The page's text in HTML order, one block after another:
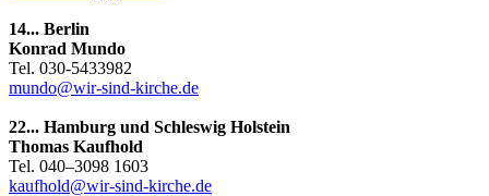
14... Berlin
Konrad Mundo
Tel. 030-5433982
mundo@wir-sind-kirche.de
22... Hamburg und Schleswig Holstein
Thomas Kaufhold
Tel. 040–3098 1603
kaufhold@wir-sind-kirche.de